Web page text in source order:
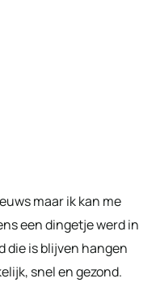
maar ik kan me
een dingetje werd in
die is blijven hangen
snel en gezond.